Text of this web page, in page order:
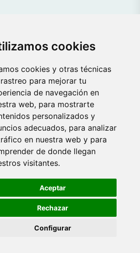
cookies
cookies y otras técnicas
para mejorar tu
de navegación en
web, para mostrarte
personalizados y
adecuados, para analizar
en nuestra web y para
de donde llegan
visitantes.
Aceptar
Rechazar
Configurar
cookies preferences